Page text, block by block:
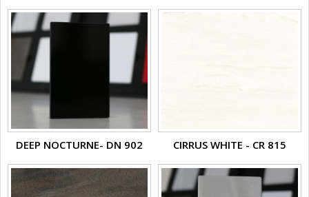
DEEP NOCTURNE- DN 902 CIRRUS WHITE - CR 815